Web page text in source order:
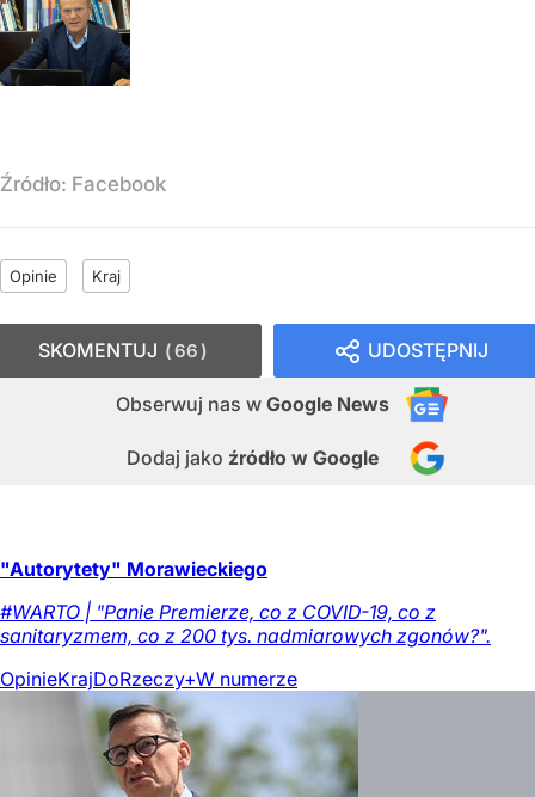
Źródło: Facebook
Opinie Kraj
UDOSTĘPNIJ
Obserwuj nas w Google News
Dodaj jako źródło w Google
SKOMENTUJ 66
"Autorytety" Morawieckiego
#WARTO | "Panie Premierze, co z COVID-19, co z
sanitaryzmem, co z 200 tys. nadmiarowych zgonów?".
OpinieKrajDoRzeczy+W numerze